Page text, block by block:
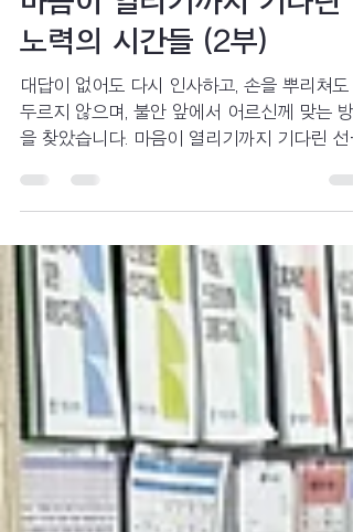
마음이 열리기까지 기다린
노력의 시간들 (2부)
대답이 없어도 다시 인사하고, 손을 뿌리쳐도
두르지 않으며, 불안 앞에서 어르신께 맞는 방
을 찾았습니다. 마음이 열리기까지 기다린 선